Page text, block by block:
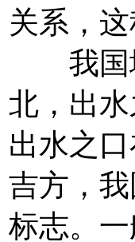
关系，
我国地
北，出
出水之
吉方，
标志。